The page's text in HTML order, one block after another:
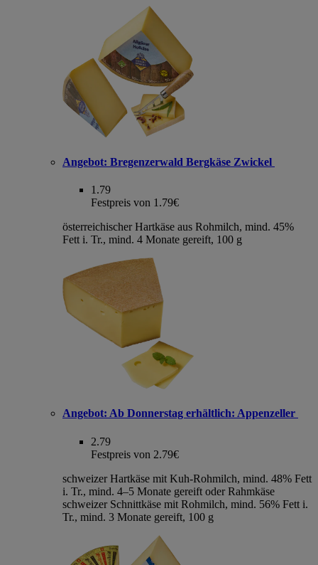
Angebot: Bregenzerwald Bergkäse Zwickel
1.79
Festpreis von 1.79€
österreichischer Hartkäse aus Rohmilch, mind. 45%
Fett i. Tr., mind. 4 Monate gereift, 100 g
Angebot: Ab Donnerstag erhältlich: Appenzeller
2.79
Festpreis von 2.79€
schweizer Hartkäse mit Kuh-Rohmilch, mind. 48% Fett
i. Tr., mind. 4–5 Monate gereift oder Rahmkäse
schweizer Schnittkäse mit Rohmilch, mind. 56% Fett i.
Tr., mind. 3 Monate gereift, 100 g